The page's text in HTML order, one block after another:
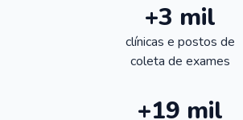
+3 mil
clínicas e postos de
coleta de exames
+19 mil